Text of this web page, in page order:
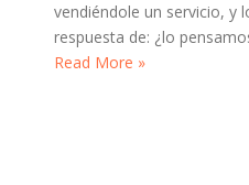
vendiéndole un servicio, y
respuesta de: ¿lo
Read More »